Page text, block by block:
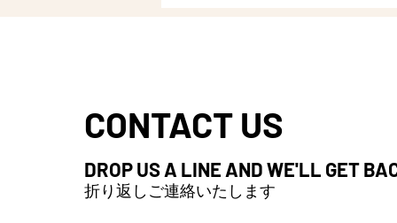
CONTACT US
DROP US A LINE AND WE'LL GET
折り返しご連絡いたします